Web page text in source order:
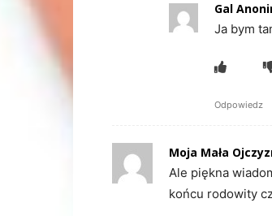
Gal
Ja bym
Odpowiedz
Moja Mała
Ale piękna
końcu rodowity